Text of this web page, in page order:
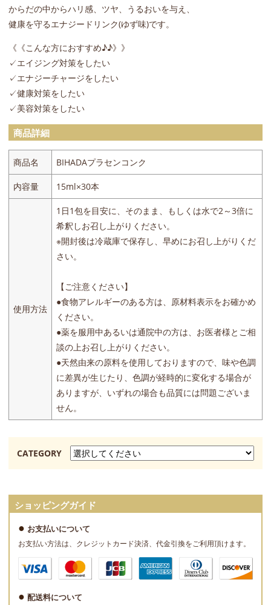
からだの中からハリ感、ツヤ、うるおいを与え、
健康を守るエナジードリンク(ゆず味)です。
《《こんな方におすすめ♪♪》》
✓エイジング対策をしたい
✓エナジーチャージをしたい
✓健康対策をしたい
✓美容対策をしたい
商品詳細
商品名 BIHADAプラセンコンク
内容量 15ml×30本
使用方法
1日1包を目安に、そのまま、もしくは水で2～3倍に
希釈しお召し上がりください。
※開封後は冷蔵庫で保存し、早めにお召し上がりくだ
さい。
【ご注意ください】
●食物アレルギーのある方は、原材料表示をお確かめ
ください。
●薬を服用中あるいは通院中の方は、お医者様とご相
談の上お召し上がりください。
●天然由来の原料を使用しておりますので、味や色調
に差異が生じたり、色調が経時的に変化する場合が
ありますが、いずれの場合も品質には問題ございま
せん。
CATEGORY
ショッピングガイド
お支払いについて
お支払い方法は、クレジットカード決済、代金引換をご利用頂けます。
配送料について